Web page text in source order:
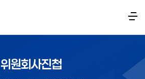
위원회사진첩